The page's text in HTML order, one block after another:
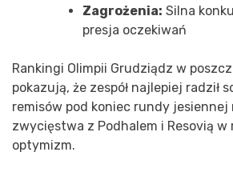
Zagrożenia: Silna
presja oczekiwań
Rankingi Olimpii Grudziądz w
pokazują, że zespół najlepiej radził
remisów pod koniec rundy
zwycięstwa z Podhalem i Resovią
optymizm.